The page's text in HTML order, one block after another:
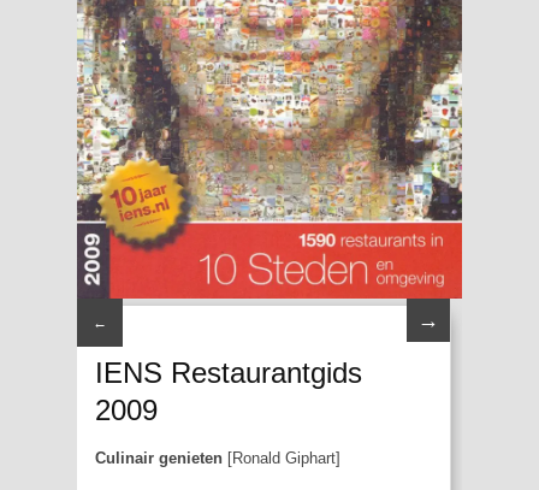
← →
IENS Restaurantgids
2009
Culinair genieten [Ronald Giphart]